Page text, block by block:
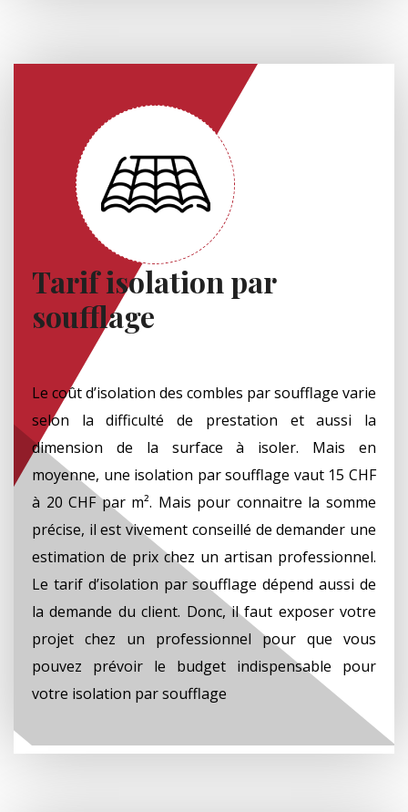
Tarif isolation par
soufflage
Le coût d’isolation des combles par soufflage varie
selon la difficulté de prestation et aussi la
dimension de la surface à isoler. Mais en
moyenne, une isolation par soufflage vaut 15 CHF
à 20 CHF par m². Mais pour connaitre la somme
précise, il est vivement conseillé de demander une
estimation de prix chez un artisan professionnel.
Le tarif d’isolation par soufflage dépend aussi de
la demande du client. Donc, il faut exposer votre
projet chez un professionnel pour que vous
pouvez prévoir le budget indispensable pour
votre isolation par soufflage